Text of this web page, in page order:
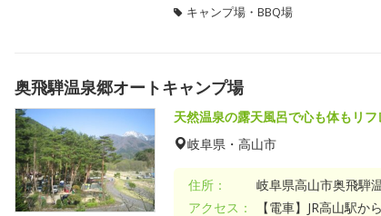
キャンプ場・BBQ場
奥飛騨温泉郷オートキャンプ場
天然温泉の露天風呂で心も体もリフ
岐阜県・高山市
住所：
岐阜県高山市奥飛騨
アクセス：
【電車】JR高山駅